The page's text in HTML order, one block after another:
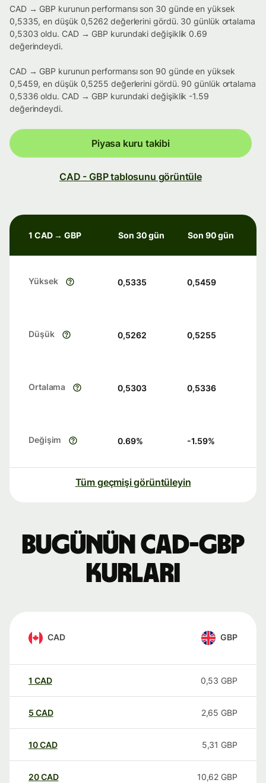
CAD → GBP kurunun performansı son 30 günde en yüksek
0,5335, en düşük 0,5262 değerlerini gördü. 30 günlük ortalama
0,5303 oldu. CAD → GBP kurundaki değişiklik 0.69
değerindeydi.
CAD → GBP kurunun performansı son 90 günde en yüksek
0,5459, en düşük 0,5255 değerlerini gördü. 90 günlük ortalama
0,5336 oldu. CAD → GBP kurundaki değişiklik -1.59
değerindeydi.
Piyasa kuru takibi
CAD - GBP tablosunu görüntüle
1 CAD → GBP Son 30 gün Son 90 gün
Yüksek 0,5335 0,5459
Düşük 0,5262 0,5255
Ortalama 0,5303 0,5336
Değişim 0.69% -1.59%
Tüm geçmişi görüntüleyin
Bugünün CAD-GBP
kurları
CAD GBP
1 CAD 0,53 GBP
5 CAD 2,65 GBP
10CAD 5,31 GBP
20CAD 10,62 GBP